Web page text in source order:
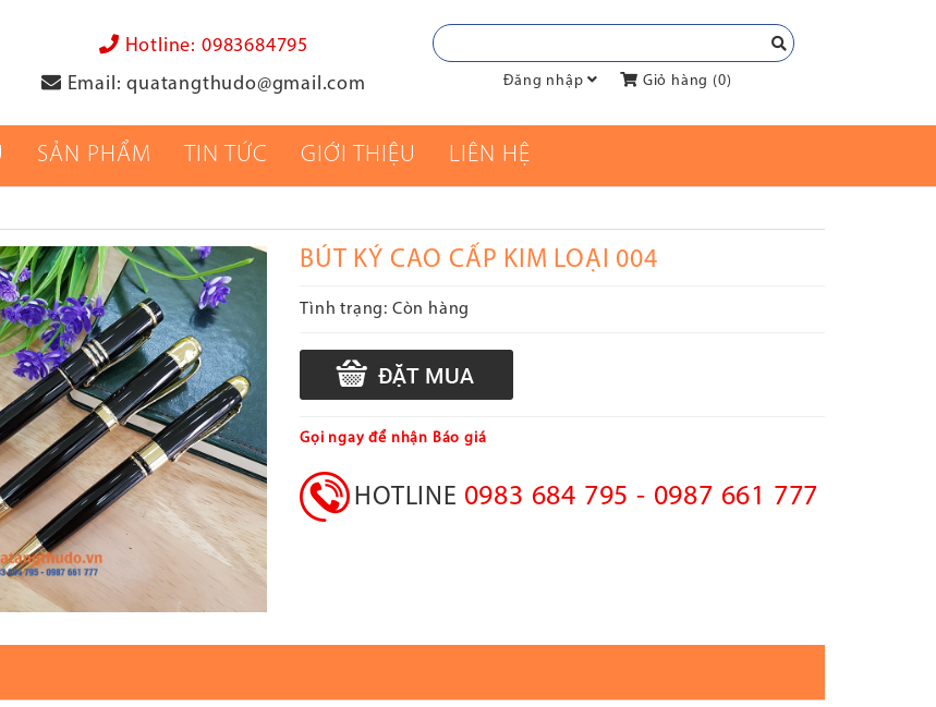
Hotline: 0983684795
Email:quatangthudo@gmail.com Đăng nhập Giỏ hàng (0)
SẢN PHẨM TIN TỨC GIỚI THIỆU LIÊN HỆ
BÚT KÝ CAO CẤP KIM LOẠI 004
Tình trạng: Còn hàng
Gọi ngay để nhận Báo giá
HOTLINE 0983 684 795 - 0987 661 777